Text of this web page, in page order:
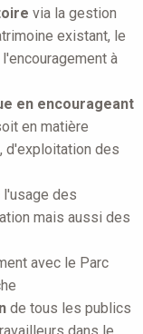
via la gestion
existant, le
à
en encourageant
en matière
d'exploitation des
l'usage des
mais aussi des
avec le Parc
de tous les publics